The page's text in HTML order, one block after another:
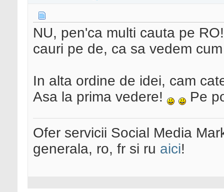
NU, pen'ca multi cauta pe
cauri pe de, ca sa vedem
In alta ordine de idei, cam
Asa la prima vedere!
Pe
Ofer servicii Social Media
generala, ro, fr si ru aici!